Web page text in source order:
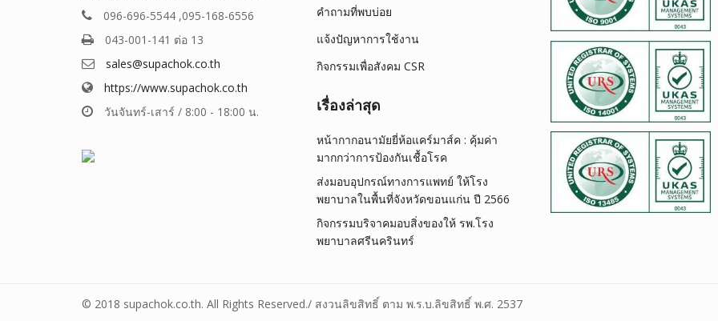
096-696-5544 ,095-168-6556
043-001-141 ต่อ 13
sales@supachok.co.th
https://www.supachok.co.th
วันจันทร์-เสาร์ / 8:00 - 18:00 น.
คำถามที่พบบ่อย
แจ้งปัญหาการใช้งาน
กิจกรรมเพื่อสังคม CSR
เรื่องล่าสุด
หน้ากากอนามัยยี่ห้อแคร์มาส์ค : คุ้มค่า
มากกว่าการป้องกันเชื้อโรค
ส่งมอบอุปกรณ์ทางการแพทย์ ให้โรง
พยาบาลในพื้นที่จังหวัดขอนแก่น ปี 2566
กิจกรรมบริจาคมอบสิ่งของให้ รพ.โรง
พยาบาลศรีนครินทร์
© 2018 supachok.co.th. All Rights Reserved./ สงวนลิขสิทธิ์ ตาม พ.ร.บ.ลิขสิทธิ์ พ.ศ. 2537